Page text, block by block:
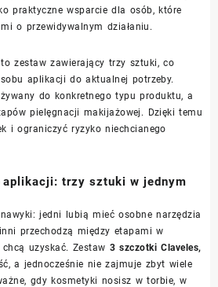
praktyczne wsparcie dla osób, które
o przewidywalnym działaniu.
zestaw zawierający trzy sztuki, co
aplikacji do aktualnej potrzeby.
do konkretnego typu produktu, a
pielęgnacji makijażowej. Dzięki temu
i ograniczyć ryzyko niechcianego
aplikacji: trzy sztuki w jednym
jedni lubią mieć osobne narzędzia
przechodzą między etapami w
uzyskać. Zestaw 3 szczotki Claveles,
a jednocześnie nie zajmuje zbyt wiele
gdy kosmetyki nosisz w torbie, w